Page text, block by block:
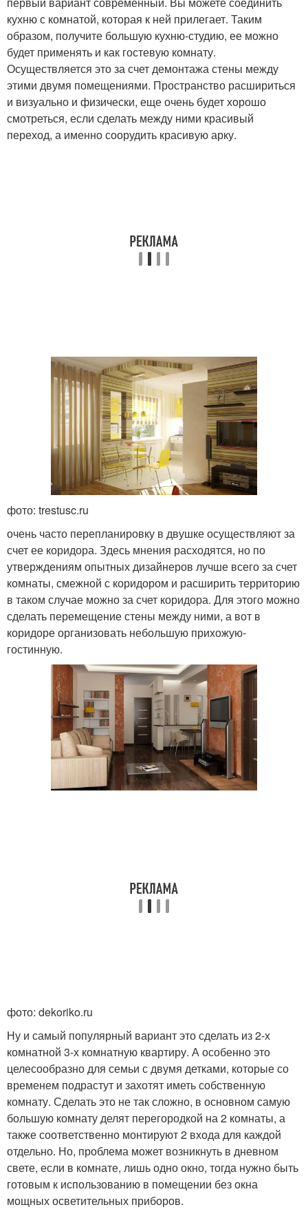
кухню с комнатой, которая к ней прилегает. Таким
образом, получите большую кухню-студию, ее можно
будет применять и как гостевую комнату.
Осуществляется это за счет демонтажа стены между
этими двумя помещениями. Пространство расшириться
и визуально и физически, еще очень будет хорошо
смотреться, если сделать между ними красивый
переход, а именно соорудить красивую арку.
фото: trestusc.ru
очень часто перепланировку в двушке осуществляют за
счет ее коридора. Здесь мнения расходятся, но по
утверждениям опытных дизайнеров лучше всего за счет
комнаты, смежной с коридором и расширить территорию
в таком случае можно за счет коридора. Для этого можно
сделать перемещение стены между ними, а вот в
коридоре организовать небольшую прихожую-
гостинную.
фото: dekoriko.ru
Ну и самый популярный вариант это сделать из 2-х
комнатной 3-х комнатную квартиру. А особенно это
целесообразно для семьи с двумя детками, которые со
временем подрастут и захотят иметь собственную
комнату. Сделать это не так сложно, в основном самую
большую комнату делят перегородкой на 2 комнаты, а
также соответственно монтируют 2 входа для каждой
отдельно. Но, проблема может возникнуть в дневном
свете, если в комнате, лишь одно окно, тогда нужно быть
готовым к использованию в помещении без окна
мощных осветительных приборов.